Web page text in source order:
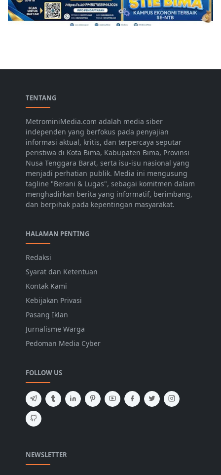
TENTANG
MetrominiMedia.com adalah media siber
independen yang berfokus pada penyajian
informasi aktual, kritis, dan terpercaya seputar
peristiwa di Kota Bima, Kabupaten Bima, Provinsi
Nusa Tenggara Barat, serta isu-isu nasional yang
menjadi perhatian publik. Media ini mengusung
tagline "Berani & Lugas", sebagai komitmen dalam
menghadirkan berita yang informatif, berimbang,
dan berpihak pada kepentingan masyarakat.
HALAMAN PENTING
Redaksi
Syarat dan Ketentuan
Kontak Kami
Kebijakan Privasi
Pasang Iklan
Jurnalisme Warga
Pedoman Media Cyber
FOLLOW US
NEWSLETTER